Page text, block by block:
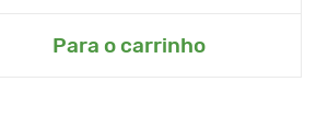
Para o carrinho